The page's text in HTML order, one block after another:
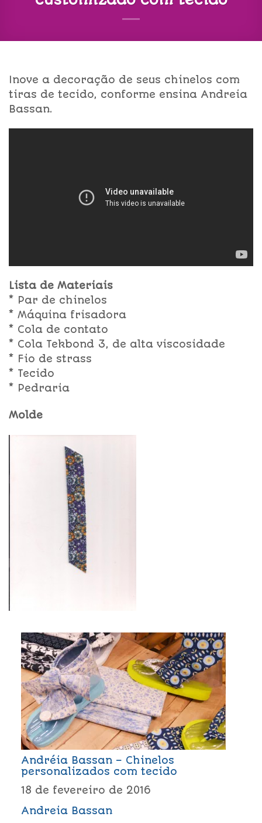
Inove a decoração de seus chinelos com
tiras de tecido, conforme ensina Andreia
Bassan.
Lista de Materiais
* Par de chinelos
* Máquina frisadora
* Cola de contato
* Cola Tekbond 3, de alta viscosidade
* Fio de strass
* Tecido
* Pedraria
Molde
Andréia Bassan – Chinelos
personalizados com tecido
18 de fevereiro de 2016
Andreia Bassan